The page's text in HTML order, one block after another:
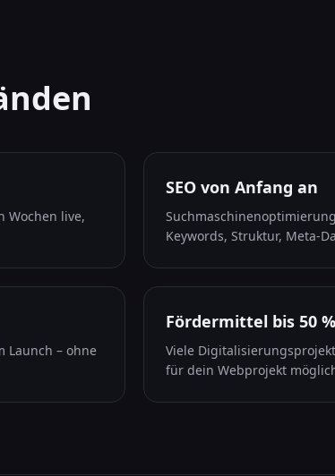
Wochen live,
SEO von Anfang an
Keywords, Struktur, Meta-
Launch – ohne
Fördermittel bis 50 %
Viele
für dein Webprojekt